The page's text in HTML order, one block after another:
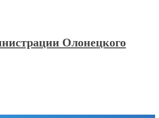
Олонецкого